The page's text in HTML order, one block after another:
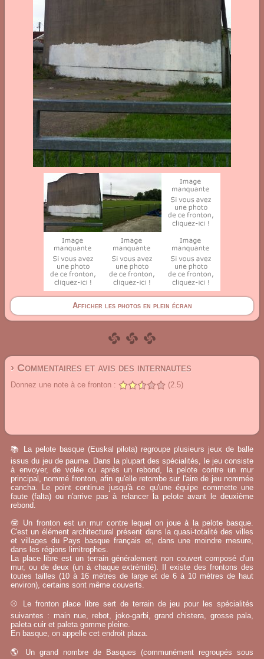
Afficher les photos en plein écran
› Commentaires et avis des internautes
Donnez une note à ce fronton : (2.5)
📚 La pelote basque (Euskal pilota) regroupe plusieurs jeux de balle
issus du jeu de paume. Dans la plupart des spécialités, le jeu consiste
à envoyer, de volée ou après un rebond, la pelote contre un mur
principal, nommé fronton, afin qu'elle retombe sur l'aire de jeu nommée
cancha. Le point continue jusqu'à ce qu'une équipe commette une
faute (falta) ou n'arrive pas à relancer la pelote avant le deuxième
rebond.
🤓 Un fronton est un mur contre lequel on joue à la pelote basque.
C'est un élément architectural présent dans la quasi-totalité des villes
et villages du Pays basque français et, dans une moindre mesure,
dans les régions limitrophes.
La place libre est un terrain généralement non couvert composé d'un
mur, ou de deux (un à chaque extrémité). Il existe des frontons des
toutes tailles (10 à 16 mètres de large et de 6 à 10 mètres de haut
environ), certains sont même couverts.
⚾ Le fronton place libre sert de terrain de jeu pour les spécialités
suivantes : main nue, rebot, joko-garbi, grand chistera, grosse pala,
paleta cuir et paleta gomme pleine.
En basque, on appelle cet endroit plaza.
🌎 Un grand nombre de Basques (communément regroupés sous